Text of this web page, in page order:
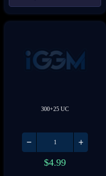
300+25 UC
$4.99